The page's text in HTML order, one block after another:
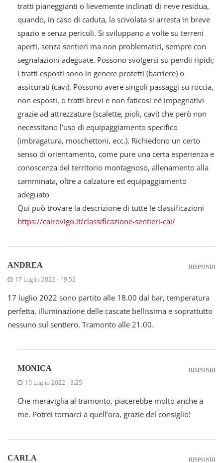
tratti pianeggianti o lievemente inclinati di neve residua,
quando, in caso di caduta, la scivolata si arresta in breve
spazio e senza pericoli. Si sviluppano a volte su terreni
aperti, senza sentieri ma non problematici, sempre con
segnalazioni adeguate. Possono svolgersi su pendii ripidi;
i tratti esposti sono in genere protetti (barriere) o
assicurati (cavi). Possono avere singoli passaggi su roccia,
non esposti, o tratti brevi e non faticosi né impegnativi
grazie ad attrezzature (scalette, pioli, cavi) che però non
necessitano l’uso di equipaggiamento specifico
(imbragatura, moschettoni, ecc.). Richiedono un certo
senso di orientamento, come pure una certa esperienza e
conoscenza del territorio montagnoso, allenamento alla
camminata, oltre a calzature ed equipaggiamento
adeguato
Qui può trovare la descrizione di tutte le classificazioni
https://cairovigo.it/classificazione-sentieri-cai/
ANDREA
17 Luglio 2022 - 19:52
17 luglio 2022 sono partito alle 18.00 dal bar, temperatura
perfetta, illuminazione delle cascate bellissima e soprattutto
nessuno sul sentiero. Tramonto alle 21.00.
RISPONDI
MONICA
19 Luglio 2022 - 8:25
Che meraviglia al tramonto, piacerebbe molto anche a
me. Potrei tornarci a quell’ora, grazie del consiglio!
RISPONDI
CARLA
RISPONDI